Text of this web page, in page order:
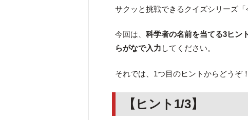
サクッと挑戦できるクイズシリーズ
今回は、科学者の名前を当てる3ヒン
らがなで入力 してください。
それでは、1つ目のヒントからどうぞ！
【ヒント1/3】